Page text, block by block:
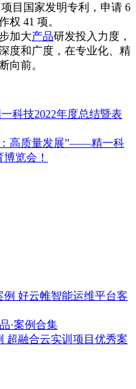
目国家发明专利，申请 6
权 41 项。
加大产品研发投入力度，
度和广度，在专业化、精
向前。
科技2022年度总结暨表
：高质量发展”——精一科
览会！
好云帷智能运维平台客
·案例合集
超融合云实训项目优秀案